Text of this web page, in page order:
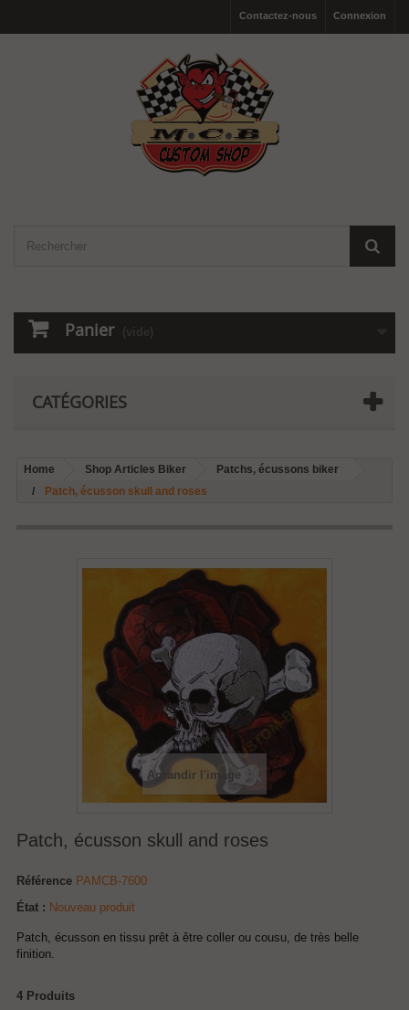
Connexion
Contactez-nous
Panier (vide)
CATÉGORIES
Home Shop Articles Biker
Patchs, écussons biker
Patch, écusson skull and roses
Agrandir l'image
Patch, écusson skull and roses
Référence PAMCB-7600
État : Nouveau produit
Patch, écusson en tissu prêt à être coller ou cousu, de très belle
finition.
4 Produits